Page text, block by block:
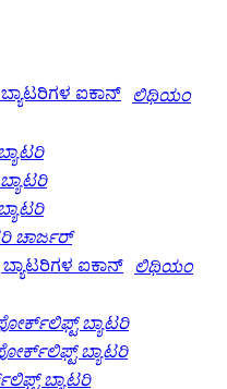
ಲಿಥಿಯಂ
ಚಾರ್ಜರ್
ಲಿಥಿಯಂ
ಬ್ಯಾಟರಿ
ಬ್ಯಾಟರಿ
ಬ್ಯಾಟರಿ